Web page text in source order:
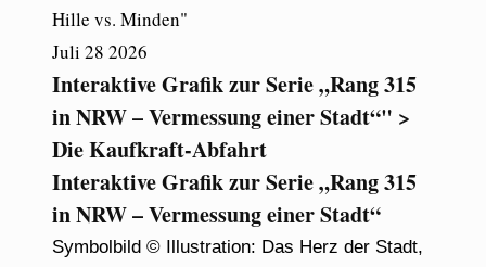
Juli 28 2026
Interaktive Grafik zur Serie „Rang 315
in NRW – Vermessung einer Stadt“" >
Die Kaufkraft-Abfahrt
Interaktive Grafik zur Serie „Rang 315
in NRW – Vermessung einer Stadt“
Symbolbild © Illustration: Das Herz der Stadt,